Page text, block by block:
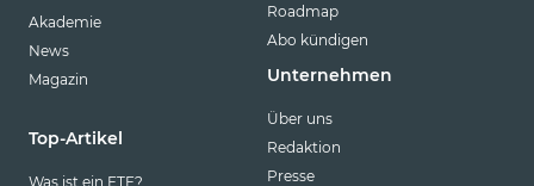
Akademie
News
Magazin
Top-Artikel
Was ist ein ETF?
Roadmap
Abo kündigen
Unternehmen
Über uns
Redaktion
Presse